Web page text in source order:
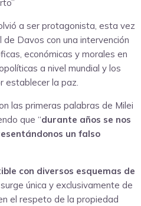
a ser protagonista, esta vez
de Davos con una intervención
económicas y morales en
a nivel mundial y los
establecer la paz.
las primeras palabras de Milei
que “durante años se nos
un falso
con diversos esquemas de
única y exclusivamente de
el respeto de la propiedad